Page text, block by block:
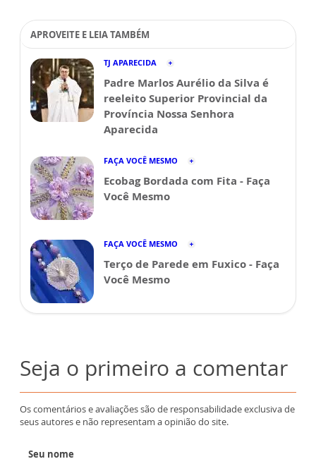
APROVEITE E LEIA TAMBÉM
TJ APARECIDA
Padre Marlos Aurélio da Silva é
reeleito Superior Provincial da
Província Nossa Senhora
Aparecida
FAÇA VOCÊ MESMO
Ecobag Bordada com Fita - Faça
Você Mesmo
FAÇA VOCÊ MESMO
Terço de Parede em Fuxico - Faça
Você Mesmo
Seja o primeiro a comentar
Os comentários e avaliações são de responsabilidade exclusiva de
seus autores e não representam a opinião do site.
Seu nome